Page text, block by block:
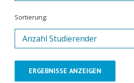
Sortierung:
ERGEBNISSE ANZEIGEN